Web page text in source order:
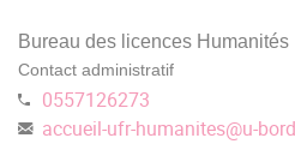
Bureau des licences Humanités
Contact administratif
0557126273
accueil-ufr-humanites@u-